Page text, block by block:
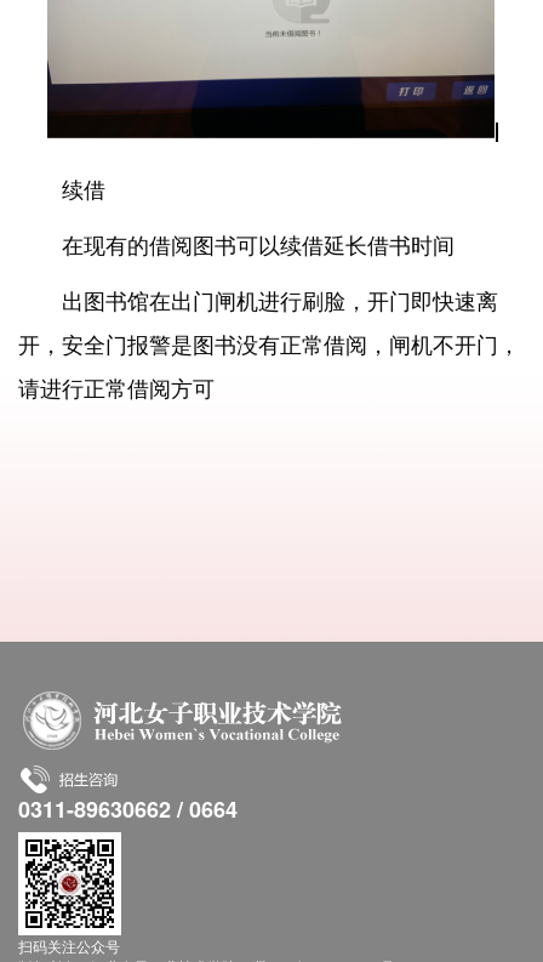
续借
在现有的借阅图书可以续借延长借书时间
出图书馆在出门闸机进行刷脸，开门即快速离
开，安全门报警是图书没有正常借阅，闸机不开门，
请进行正常借阅方可
0311-89630662 / 0664
扫码关注公众号